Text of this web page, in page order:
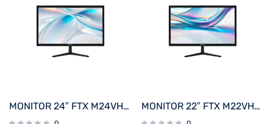
MONITOR 24″ FTX M24VHDB FHD VGA/HDMI/75HZ/5MS/BIVOLT C/BISEL MONITOR 22″ FTX M22VHDBZL FHD VGA/HDMI/75HZ/5MS/BIVOLT C/BISEL